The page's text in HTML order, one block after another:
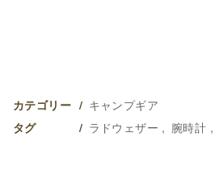
カテゴリー キャンプギア
タグ ラドウェザー 腕時計